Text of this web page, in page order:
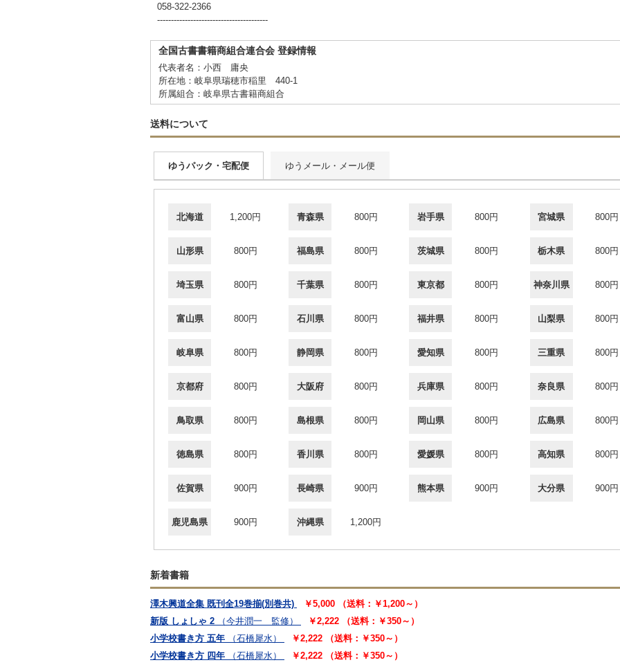
058-322-2366
----------------------------------------
全国古書書籍商組合連合会 登録情報
代表者名：小西 庸央
所在地：岐阜県瑞穂市稲里 440-1
所属組合：岐阜県古書籍商組合
送料について
ゆうパック・宅配便 ゆうメール・メール便
北海道 1,200円 青森県 800円 岩手県 800円 宮城県 800円
山形県 800円 福島県 800円 茨城県 800円 栃木県 800円
埼玉県 800円 千葉県 800円 東京都 800円 神奈川県 800円
富山県 800円 石川県 800円 福井県 800円 山梨県 800円
岐阜県 800円 静岡県 800円 愛知県 800円 三重県 800円
京都府 800円 大阪府 800円 兵庫県 800円 奈良県 800円
鳥取県 800円 島根県 800円 岡山県 800円 広島県 800円
徳島県 800円 香川県 800円 愛媛県 800円 高知県 800円
佐賀県 900円 長崎県 900円 熊本県 900円 大分県 900円
鹿児島県 900円 沖縄県 1,200円
新着書籍
澤木興道全集 既刊全19巻揃(別巻共)
￥5,000 （送料：￥1,200～）
新版 しょしゃ 2
（今井潤一 監修）
￥2,222 （送料：￥350～）
小学校書き方 五年
（石橋犀水）
￥2,222 （送料：￥350～）
小学校書き方 四年
（石橋犀水） ￥2,222 （送料：￥350～）